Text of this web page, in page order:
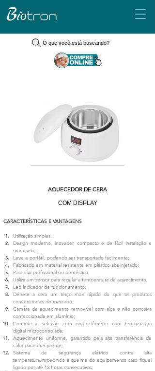
O que você está buscando?
AQUECEDOR DE CERA
COM DISPLAY
CARACTERÍSTICAS E VANTAGENS
Utilização simples;
Design moderno, inovador, compacto e de fácil instalação e
manuseio;
Leve e portátil, podendo ser transportado facilmente;
Fabricado em material resistente em plástico abs injetado;
Para uso profissional ou doméstico;
Utiliza um sensor para regular a temperatura de aquecimento;
Led indicador de funcionamento;
Derrete a cera um terço mais rápido do que os produtos
convencionais do mercado;
Camâra de aquecimento removível com alça e não corrosiva
confeccionada em alumínio;
Controle e seleção com potenciômetro com temperatura
digital microcontrolada;
Aquecimento uniforme, garantido pela alta transferência de
calor para o recipiente;
Sistema de segurança elétrico contra alta
temperatura,impedindo a queima do equipamento caso fiquei
ligado por até 12 horas consecutivas;